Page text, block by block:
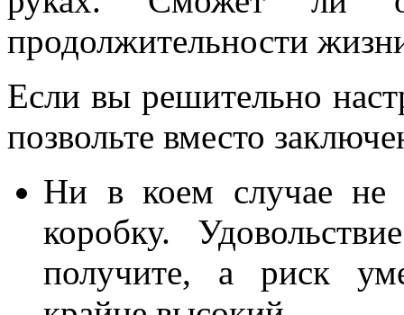
продолжительности
Если вы решительно
позвольте вместо
Ни в коем случае не
коробку.
получите, а риск